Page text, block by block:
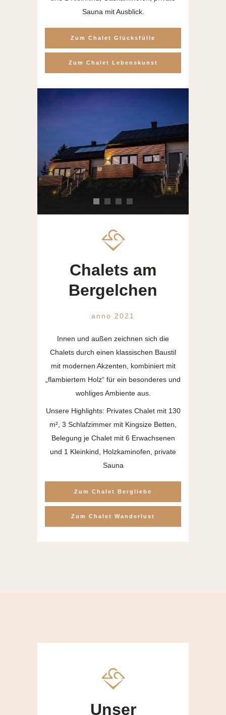
Sauna mit Ausblick.
Zum Chalet Glücksfülle
Zum Chalet Lebenskunst
Chalets am
Bergelchen
anno 2021
Innen und außen zeichnen sich die
Chalets durch einen klassischen Baustil
mit modernen Akzenten, kombiniert mit
„flambiertem Holz“ für ein besonderes und
wohliges Ambiente aus.
Unsere Highlights: Privates Chalet mit 130
m², 3 Schlafzimmer mit Kingsize Betten,
Belegung je Chalet mit 6 Erwachsenen
und 1 Kleinkind, Holzkaminofen, private
Sauna
Zum Chalet Bergliebe
Zum Chalet Wanderlust
Unser